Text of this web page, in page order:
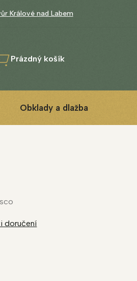
Králové nad Labem
Prázdný košík
Obklady a dlažba
doručení